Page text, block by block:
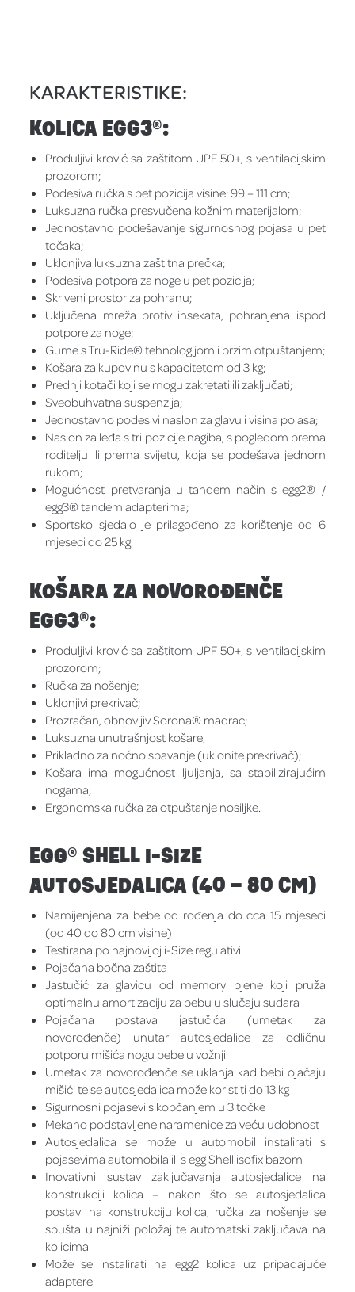
KARAKTERISTIKE:
KOLICA EGG3®:
Produljivi krović sa zaštitom UPF 50+, s ventilacijskim
prozorom;
Podesiva ručka s pet pozicija visine: 99 – 111 cm;
Luksuzna ručka presvučena kožnim materijalom;
Jednostavno podešavanje sigurnosnog pojasa u pet
točaka;
Uklonjiva luksuzna zaštitna prečka;
Podesiva potpora za noge u pet pozicija;
Skriveni prostor za pohranu;
Uključena mreža protiv insekata, pohranjena ispod
potpore za noge;
Gume s Tru-Ride® tehnologijom i brzim otpuštanjem;
Košara za kupovinu s kapacitetom od 3 kg;
Prednji kotači koji se mogu zakretati ili zaključati;
Sveobuhvatna suspenzija;
Jednostavno podesivi naslon za glavu i visina pojasa;
Naslon za leđa s tri pozicije nagiba, s pogledom prema
roditelju ili prema svijetu, koja se podešava jednom
rukom;
Mogućnost pretvaranja u tandem način s egg2® /
egg3® tandem adapterima;
Sportsko sjedalo je prilagođeno za korištenje od 6
mjeseci do 25 kg.
KOŠARA ZA NOVOROĐENČE
EGG3®:
Produljivi krović sa zaštitom UPF 50+, s ventilacijskim
prozorom;
Ručka za nošenje;
Uklonjivi prekrivač;
Prozračan, obnovljiv Sorona® madrac;
Luksuzna unutrašnjost košare,
Prikladno za noćno spavanje (uklonite prekrivač);
Košara ima mogućnost ljuljanja, sa stabilizirajućim
nogama;
Ergonomska ručka za otpuštanje nosiljke.
EGG® SHELL I-SIZE
AUTOSJEDALICA (40 – 80 CM)
Namijenjena za bebe od rođenja do cca 15 mjeseci
(od 40 do 80 cm visine)
Testirana po najnovijoj i-Size regulativi
Pojačana bočna zaštita
Jastučić za glavicu od memory pjene koji pruža
optimalnu amortizaciju za bebu u slučaju sudara
Pojačana postava jastučića (umetak za
novorođenče) unutar autosjedalice za odličnu
potporu mišića nogu bebe u vožnji
Umetak za novorođenče se uklanja kad bebi ojačaju
mišići te se autosjedalica može koristiti do 13 kg
Sigurnosni pojasevi s kopčanjem u 3 točke
Mekano podstavljene naramenice za veću udobnost
Autosjedalica se može u automobil instalirati s
pojasevima automobila ili s egg Shell isofix bazom
Inovativni sustav zaključavanja autosjedalice na
konstrukciji kolica – nakon što se autosjedalica
postavi na konstrukciju kolica, ručka za nošenje se
spušta u najniži položaj te automatski zaključava na
kolicima
Može se instalirati na egg2 kolica uz pripadajuće
adaptere